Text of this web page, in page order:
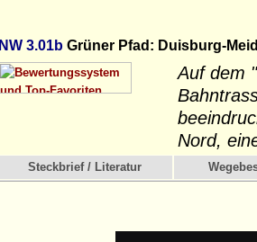
NW 3.01b Grüner Pfad: Duisburg-
Auf dem
Nord,
Steckbrief / Literatur